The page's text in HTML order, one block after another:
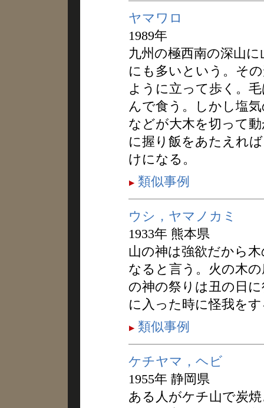
ヤマワロ
1989年
九州の極西南の深山
にも多いという。そ
ように立って歩く。
んで食う。しかし塩
などが大木を切って
に握り飯をあたえれ
けになる。
類似事例
ウシ，ヤマノカミ
1933年 熊本県
山の神は強欲だから
なると言う。火の木
の神の祭りは丑の日
に入った時に怪我を
類似事例
ケチヤマ，ヘビ
1955年 静岡県
ある人がケチ山で炭